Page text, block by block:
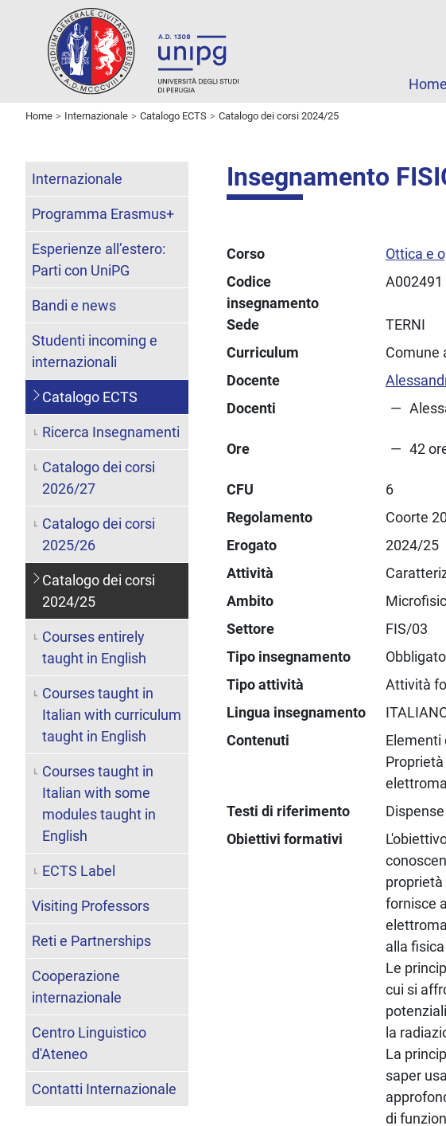
Home
Home Internazionale Catalogo ECTS Catalogo dei corsi 2024/25
Insegnamento
Corso
Ottica e
Codice
insegnamento
A002491
Sede
TERNI
Curriculum
Comune
Docente
Docenti
Ore 42
CFU
6
Regolamento
Coorte
Erogato
2024/25
Attività
Ambito
Settore
FIS/03
Tipo insegnamento
Tipo attività
Attività
Lingua insegnamento
Contenuti
Elementi
Testi di riferimento
Obiettivi formativi
fornisce
alla
Le
cui si
la
La
saper
di
Internazionale
Programma Erasmus+
Esperienze all’estero:
Parti con UniPG
Bandi e news
Studenti incoming e
internazionali
Catalogo ECTS
Ricerca Insegnamenti
Catalogo dei corsi
2026/27
Catalogo dei corsi
2025/26
Catalogo dei corsi
2024/25
Courses entirely
taught in English
Courses taught in
Italian with curriculum
taught in English
Courses taught in
Italian with some
modules taught in
English
ECTS Label
Visiting Professors
Reti e Partnerships
Cooperazione
internazionale
Centro Linguistico
d'Ateneo
Contatti Internazionale